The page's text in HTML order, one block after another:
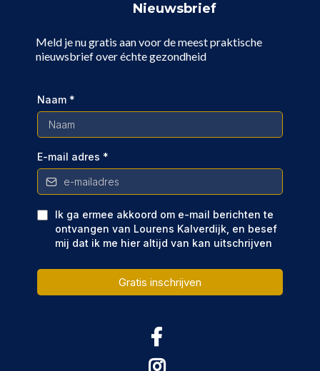
Nieuwsbrief
Meld je nu gratis aan voor de meest praktische
nieuwsbrief over échte gezondheid
Naam *
E-mail adres *
Ik ga ermee akkoord om e-mail berichten te
ontvangen van Lourens Kalverdijk, en besef
mij dat ik me hier altijd van kan uitschrijven
Gratis inschrijven